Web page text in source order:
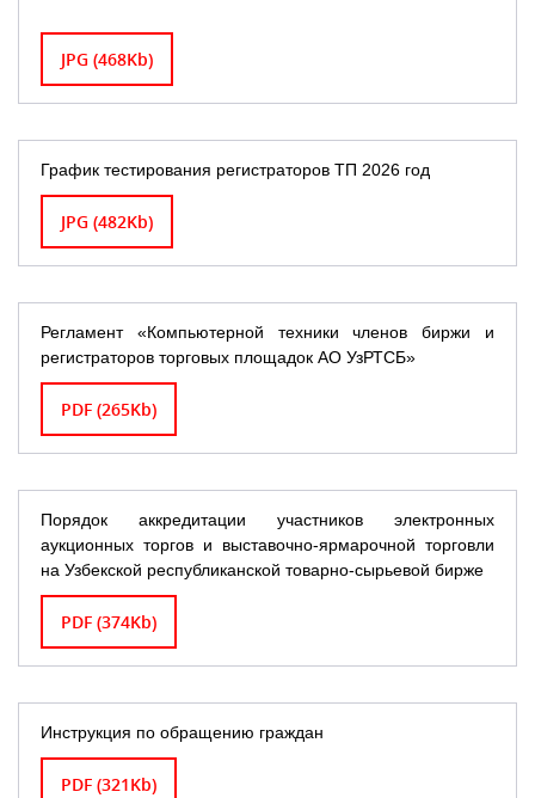
JPG (468Kb)
График тестирования регистраторов ТП 2026 год
JPG (482Kb)
Регламент «Компьютерной техники членов биржи и
регистраторов торговых площадок АО УзРТСБ»
PDF (265Kb)
Порядок аккредитации участников электронных
аукционных торгов и выставочно-ярмарочной торговли
на Узбекской республиканской товарно-сырьевой бирже
PDF (374Kb)
Инструкция по обращению граждан
PDF (321Kb)